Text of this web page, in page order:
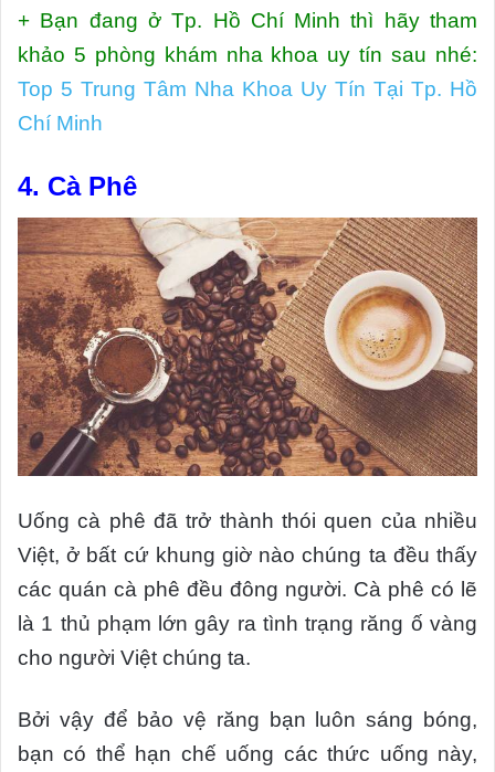
+ Bạn đang ở Tp. Hồ Chí Minh thì hãy tham
khảo 5 phòng khám nha khoa uy tín sau nhé:
Top 5 Trung Tâm Nha Khoa Uy Tín Tại Tp. Hồ
Chí Minh
4. Cà Phê
Uống cà phê đã trở thành thói quen của nhiều
Việt, ở bất cứ khung giờ nào chúng ta đều thấy
các quán cà phê đều đông người. Cà phê có lẽ
là 1 thủ phạm lớn gây ra tình trạng răng ố vàng
cho người Việt chúng ta.
Bởi vậy để bảo vệ răng bạn luôn sáng bóng,
bạn có thể hạn chế uống các thức uống này,